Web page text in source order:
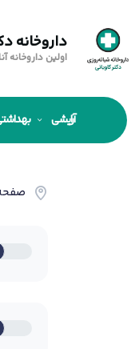
داروخانه
اولین داروخانه
آرایشی